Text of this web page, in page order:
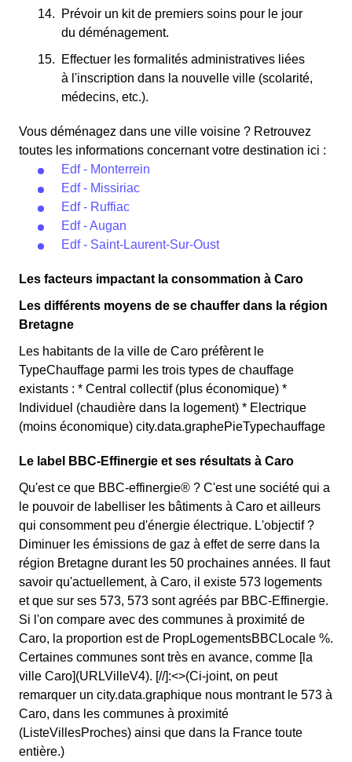
Prévoir un kit de premiers soins pour le jour
du déménagement.
Effectuer les formalités administratives liées
à l'inscription dans la nouvelle ville (scolarité,
médecins, etc.).
Vous déménagez dans une ville voisine ? Retrouvez
toutes les informations concernant votre destination ici :
Edf - Monterrein
Edf - Missiriac
Edf - Ruffiac
Edf - Augan
Edf - Saint-Laurent-Sur-Oust
Les facteurs impactant la consommation à Caro
Les différents moyens de se chauffer dans la région
Bretagne
Les habitants de la ville de Caro préfèrent le
TypeChauffage parmi les trois types de chauffage
existants : * Central collectif (plus économique) *
Individuel (chaudière dans la logement) * Electrique
(moins économique) city.data.graphePieTypechauffage
Le label BBC-Effinergie et ses résultats à Caro
Qu'est ce que BBC-effinergie® ? C'est une société qui a
le pouvoir de labelliser les bâtiments à Caro et ailleurs
qui consomment peu d'énergie électrique. L'objectif ?
Diminuer les émissions de gaz à effet de serre dans la
région Bretagne durant les 50 prochaines années. Il faut
savoir qu'actuellement, à Caro, il existe 573 logements
et que sur ses 573, 573 sont agréés par BBC-Effinergie.
Si l'on compare avec des communes à proximité de
Caro, la proportion est de PropLogementsBBCLocale %.
Certaines communes sont très en avance, comme [la
ville Caro](URLVilleV4). [//]:<>(Ci-joint, on peut
remarquer un city.data.graphique nous montrant le 573 à
Caro, dans les communes à proximité
(ListeVillesProches) ainsi que dans la France toute
entière.)